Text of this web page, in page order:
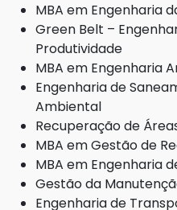
MBA em Engenharia
Green Belt –
Produtividade
MBA em Engenharia
Engenharia de
Ambiental
Recuperação de
MBA em Gestão de
MBA em Engenharia
Gestão da
Engenharia de